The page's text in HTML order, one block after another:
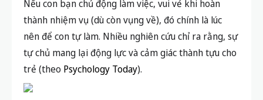
Nếu con bạn chủ động làm việc, vui vẻ khi hoàn
thành nhiệm vụ (dù còn vụng về), đó chính là lúc
nên để con tự làm. Nhiều nghiên cứu chỉ ra rằng, sự
tự chủ mang lại động lực và cảm giác thành tựu cho
trẻ (theo Psychology Today).